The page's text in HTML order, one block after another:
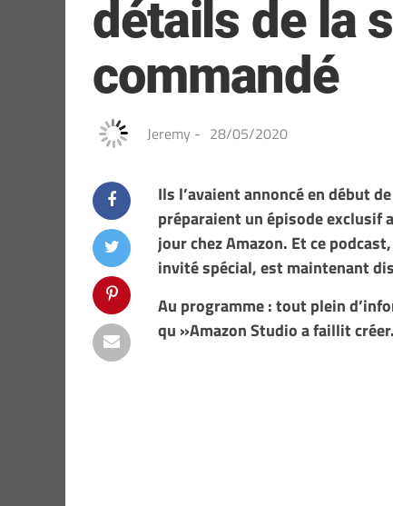
détails de la
commandé
Jeremy - 28/05/2020
Ils l’avaient annoncé en début
préparaient un épisode exclusif
jour chez Amazon. Et ce
invité spécial, est maintenant
Au programme : tout plein
qu »Amazon Studio a faillit